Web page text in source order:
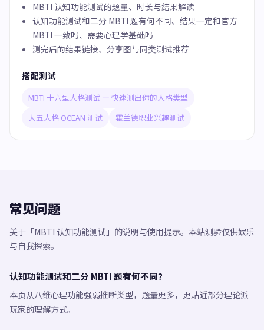
MBTI 认知功能测试的题量、时长与结果解读
认知功能测试和二分 MBTI 题有何不同、结果一定和官方
MBTI 一致吗、需要心理学基础吗
测完后的结果链接、分享图与同类测试推荐
搭配测试
MBTI 十六型人格测试 — 快速测出你的人格类型
大五人格 OCEAN 测试
霍兰德职业兴趣测试
常见问题
关于「MBTI 认知功能测试」的说明与使用提示。本站测验仅供娱乐
与自我探索。
认知功能测试和二分 MBTI 题有何不同？
本页从八维心理功能强弱推断类型，题量更多，更贴近部分理论派
玩家的理解方式。